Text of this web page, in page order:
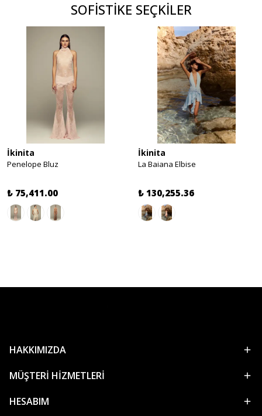
SOFİSTİKE SEÇKİLER
İkinita
Penelope Bluz
₺ 75,411.00
İkinita
La Baiana Elbise
₺ 130,255.36
HAKKIMIZDA
MÜŞTERİ HİZMETLERİ
HESABIM